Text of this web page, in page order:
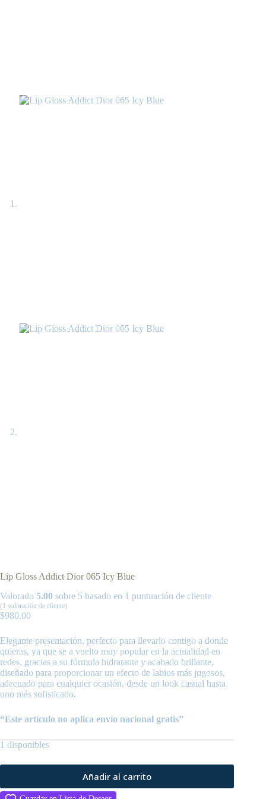
Lip Gloss Addict Dior 065 Icy Blue
Valorado 5.00 sobre 5 basado en 1 puntuación de cliente
(1 valoración de cliente)
$980.00
Elegante presentación, perfecto para llevarlo contigo a donde
quieras, ya que se a vuelto muy popular en la actualidad en
redes, gracias a su fórmula hidratante y acabado brillante,
diseñado para proporcionar un efecto de labios más jugosos,
adecuado para cualquier ocasión, desde un look casual hasta
uno más sofisticado.
“Este artículo no aplica envío nacional gratis”
1 disponibles
Añadir al carrito